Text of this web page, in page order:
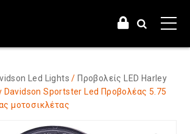
Led Lights / Προβολείς LED Harley
Davidson Sportster Led Προβολέας 5.75
μοτοσικλέτας